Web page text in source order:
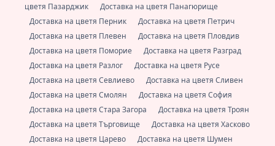
цветя Пазарджик
Доставка на цветя Панагюрище
Доставка на цветя Перник
Доставка на цветя Петрич
Доставка на цветя Плевен
Доставка на цветя Пловдив
Доставка на цветя Поморие
Доставка на цветя Разград
Доставка на цветя Разлог
Доставка на цветя Русе
Доставка на цветя Севлиево
Доставка на цветя Сливен
Доставка на цветя Смолян
Доставка на цветя София
Доставка на цветя Стара Загора
Доставка на цветя Троян
Доставка на цветя Търговище
Доставка на цветя Хасково
Доставка на цветя Царево
Доставка на цветя Шумен